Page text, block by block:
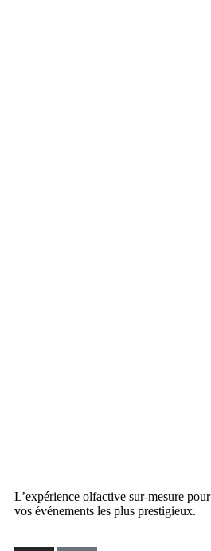
L’expérience olfactive sur-mesure pour
vos événements les plus prestigieux.